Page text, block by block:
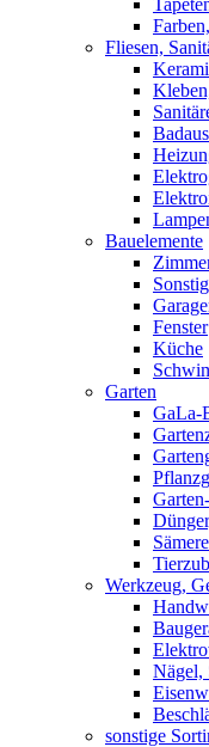
Fliesen,
Bauelemente
Fenster
Küche
Garten
GaLa-
Werkzeug,
Nägel,
sonstige